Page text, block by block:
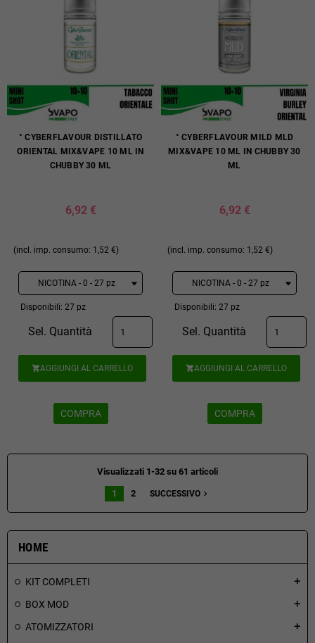
HOME
KIT COMPLETI add
BOX MOD add
ATOMIZZATORI add
° CYBERFLAVOUR DISTILLATO
ORIENTAL MIX&VAPE 10 ML IN
CHUBBY 30 ML
6,92 €
(incl. imp. consumo: 1,52 €)
Disponibili: 27 pz
Sel. Quantità
AGGIUNGI AL CARRELLO
COMPRA
° CYBERFLAVOUR MILD MLD
MIX&VAPE 10 ML IN CHUBBY 30
ML
6,92 €
(incl. imp. consumo: 1,52 €)
Disponibili: 27 pz
Sel. Quantità
AGGIUNGI AL CARRELLO
COMPRA
Visualizzati 1-32 su 61 articoli
1 2 SUCCESSIVO navigate_next